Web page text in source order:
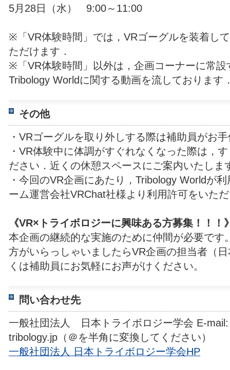
5月28日（水） 9:00～11:00
※「VR体験時間」では，VRゴーグルを装着し
ただけます．
※「VR体験時間」以外は，企画コーナーに常設
Tribology Worldに関する動画を流しております
その他
・VRゴーグルを取り外しする際は補助員がお
・VR体験中に体調がすぐれなくなった際は，
ださい．近くの休憩スペースにご案内いたしま
・今回のVR企画にあたり，Tribology Worldが
ーム運営会社VRChat社様より利用許可をいた
《VR×トライボロジーに興味ある方募集！！！
本企画の継続的な実施のために仲間が必要です
方がいらっしゃいましたらVR企画の担当者（
くは補助員にお気軽にお声がけください。
問い合わせ先
一般社団法人 日本トライボロジー学会 E-
tribology.jp（＠を半角に変換してください）
一般社団法人 日本トライボロジー学会HP